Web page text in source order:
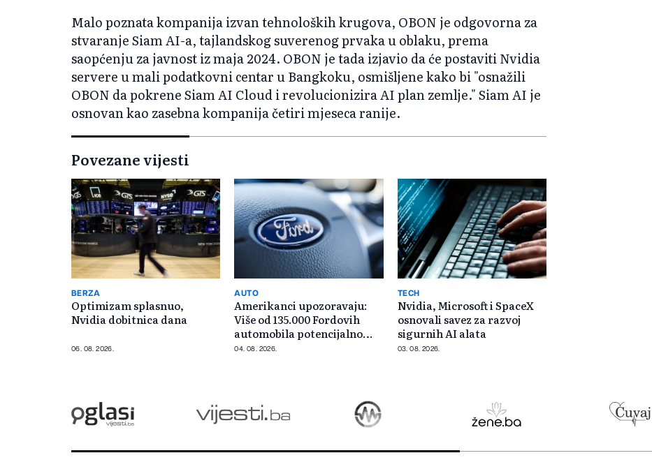
Malo poznata kompanija izvan tehnoloških krugova, OBON je odgovorna za
stvaranje Siam AI-a, tajlandskog suverenog prvaka u oblaku, prema
saopćenju za javnost iz maja 2024. OBON je tada izjavio da će postaviti Nvidia
servere u mali podatkovni centar u Bangkoku, osmišljene kako bi "osnažili
OBON da pokrene Siam AI Cloud i revolucionizira AI plan zemlje." Siam AI je
osnovan kao zasebna kompanija četiri mjeseca ranije.
Povezane vijesti
BERZA
Optimizam splasnuo,
Nvidia dobitnica dana
06. 08. 2026.
AUTO
Amerikanci upozoravaju:
Više od 135.000 Fordovih
automobila potencijalno
rizično
04. 08. 2026.
TECH
Nvidia, Microsoft i SpaceX
osnovali savez za razvoj
sigurnih AI alata
03. 08. 2026.